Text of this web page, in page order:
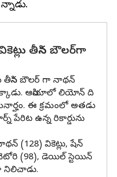
తీసిన బౌలర్‌గా
తీసిన బౌలర్ గా నాథన్
ఆసియాలో లియోన్‌ ది
ఈ క్రమంలో అతడు
పేరిట ఉన్న రికార్డును
(128) వికెట్లు, షేన్
(98), డెయిల్ స్టెయిన్
నిలిచాడు.